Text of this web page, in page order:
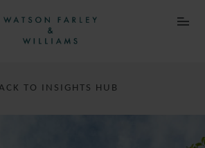
TO INSIGHTS HUB